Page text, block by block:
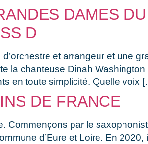
DAMES
D
et arrangeur et une
la chanteuse Dinah
en toute simplicité. Quelle voix
DE FRANCE
Commençons par le
d’Eure et Loire. En